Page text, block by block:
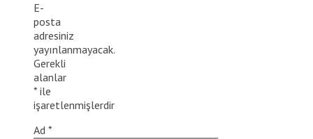
E-
posta
adresiniz
yayınlanmayacak.
Gerekli
alanlar
* ile
işaretlenmişlerdir
Ad *